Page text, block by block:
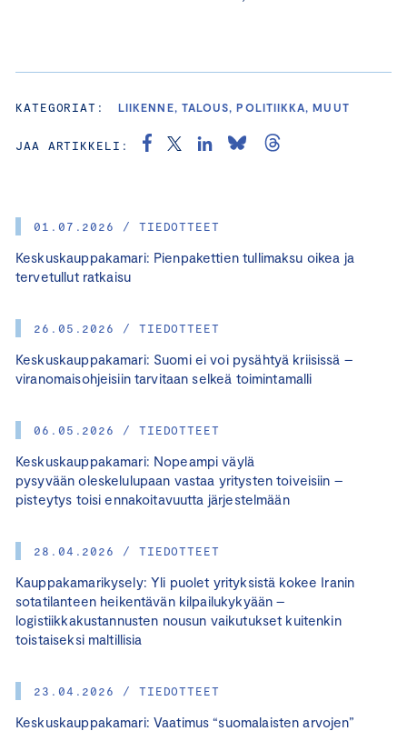
01.07.2026 / TIEDOTTEET
Keskuskauppakamari: Pienpakettien tullimaksu oikea ja
tervetullut ratkaisu
26.05.2026 / TIEDOTTEET
Keskuskauppakamari: Suomi ei voi pysähtyä kriisissä –
viranomaisohjeisiin tarvitaan selkeä toimintamalli
06.05.2026 / TIEDOTTEET
Keskuskauppakamari: Nopeampi väylä
pysyvään oleskelulupaan vastaa yritysten toiveisiin –
pisteytys toisi ennakoitavuutta järjestelmään
28.04.2026 / TIEDOTTEET
Kauppakamarikysely: Yli puolet yrityksistä kokee Iranin
sotatilanteen heikentävän kilpailukykyään –
logistiikkakustannusten nousun vaikutukset kuitenkin
toistaiseksi maltillisia
23.04.2026 / TIEDOTTEET
Keskuskauppakamari: Vaatimus “suomalaisten arvojen”
KATEGORIAT: LIIKENNE, TALOUS, POLITIIKKA, MUUT
JAA ARTIKKELI: